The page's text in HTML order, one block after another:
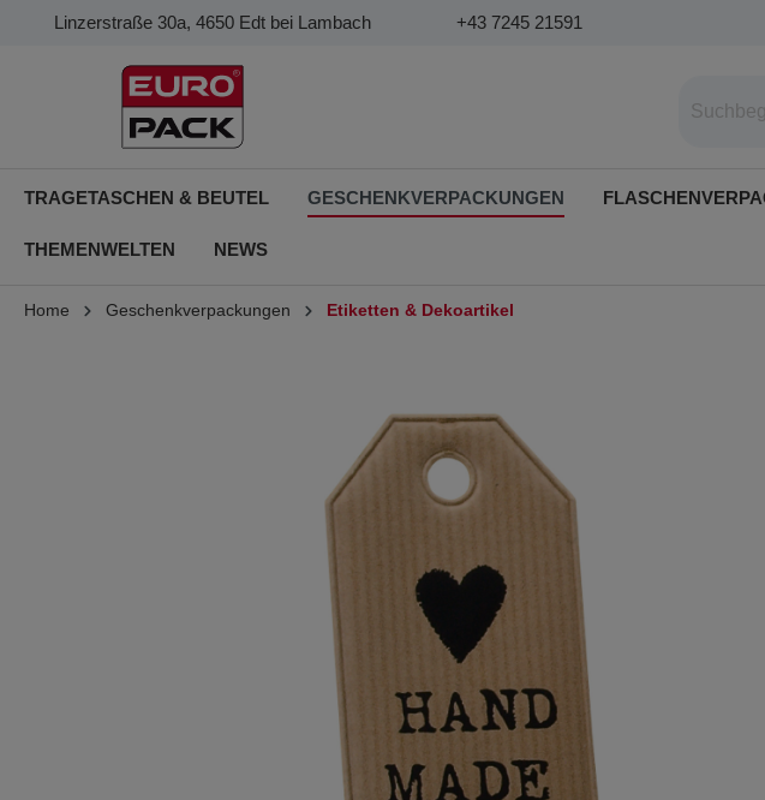
Linzerstraße 30a, 4650 Edt bei Lambach +43 7245 21591
TRAGETASCHEN & BEUTEL GESCHENKVERPACKUNGEN
THEMENWELTEN NEWS
Home Geschenkverpackungen Etiketten & Dekoartikel